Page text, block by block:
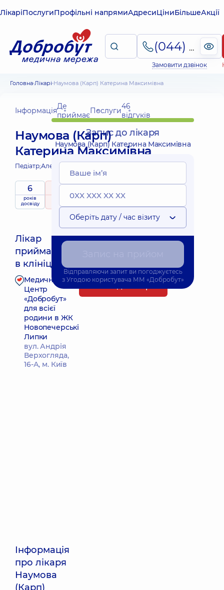
ЛікаріПослугиПрофільні напрямиАдресиЦіниБільшеАкції
(044) 495-2-888
Замовити дзвінок
Головна Лікарі Наумова (Карп) Катерина Максимівна
ІнформаціяДе
приймаєПослуги46
відгуків
Наумова (Карп)
Катерина Максимівна
Педіатр;Алерголог дитячий;
6
років
досвіду
рейтингна підставі
приймає
Лікар
приймає
в клініці
Медичний
Центр
«Добробут»
для всієї
родини в ЖК
Новопечерські
Липки
вул. Андрія
Верхогляда,
16-А, м. Київ
Запис до лікаря
Інформація
про лікаря
Наумова
(Карп)
Запис до лікаря
Наумова (Карп) Катерина Максимівна
Оберіть дату / час візиту
Відправляючи запит ви погоджуєтесь
з Угодою користувача ММ «Добробут»